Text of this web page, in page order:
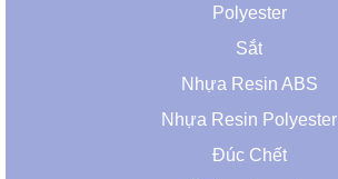
Polyester
Sắt
Nhựa Resin ABS
Nhựa Resin Polyester
Đúc Chết